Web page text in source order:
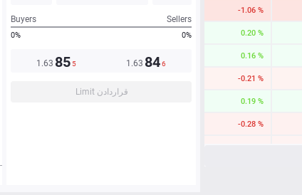
-1.06 %
0.20 %
0.16 %
-0.21 %
0.19 %
-0.28 %
Sellers
Buyers
0%
0%
1.63 848
1.63 857
قراردادن Limit